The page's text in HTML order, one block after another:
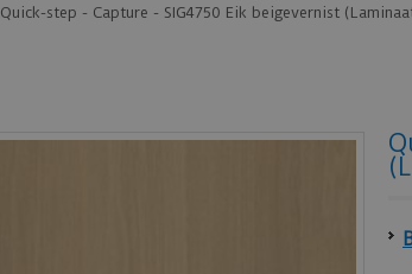
Quick-step - Capture - SIG4750 Eik beigevernist